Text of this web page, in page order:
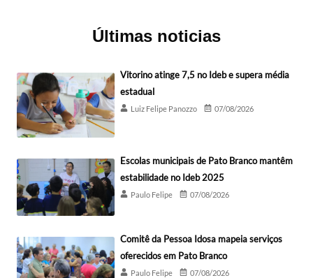
Últimas noticias
Vitorino atinge 7,5 no Ideb e supera média
estadual
Luiz Felipe Panozzo 07/08/2026
Escolas municipais de Pato Branco mantêm
estabilidade no Ideb 2025
Paulo Felipe 07/08/2026
Comitê da Pessoa Idosa mapeia serviços
oferecidos em Pato Branco
Paulo Felipe 07/08/2026